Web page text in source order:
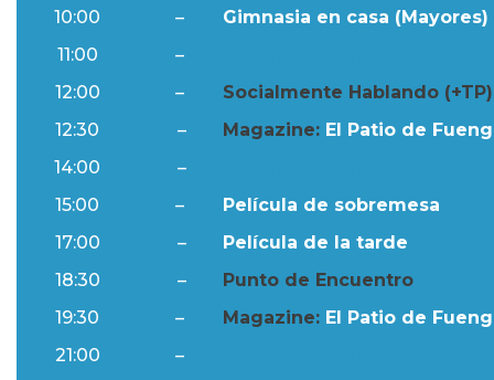
10:00
–
Gimnasia en casa (Mayores)
11:00
–
12:00
–
Socialmente Hablando (+TP)
12:30
– Magazine: El Patio de
14:00
–
15:00
–
Película de sobremesa
17:00
–
Película de la tarde
18:30
–
Punto de Encuentro
19:30
– Magazine: El Patio de
21:00
–